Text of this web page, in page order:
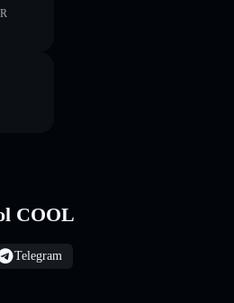
COOL
Telegram